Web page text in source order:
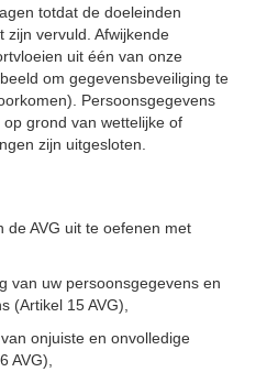
totdat de doeleinden
zijn vervuld. Afwijkende
uit één van onze
om gegevensbeveiliging te
Persoonsgegevens
grond van wettelijke of
zijn uitgesloten.
AVG uit te oefenen met
van uw persoonsgegevens en
(Artikel 15 AVG),
onjuiste en onvolledige
AVG),